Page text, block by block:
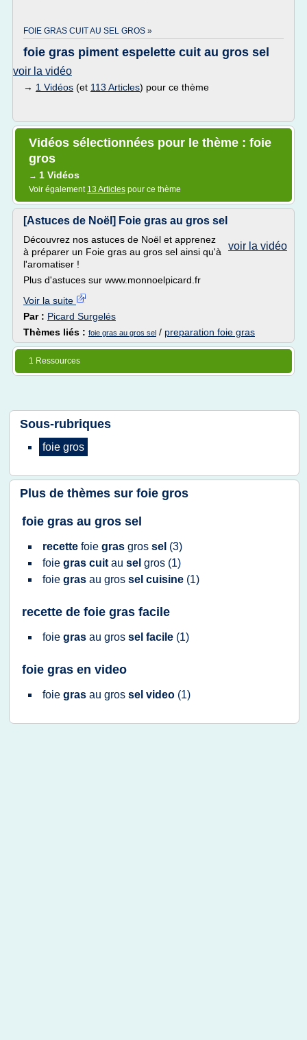
FOIE GRAS CUIT AU SEL GROS »
foie gras piment espelette cuit au gros sel
voir la vidéo
→ 1 Vidéos (et 113 Articles) pour ce thème
Vidéos sélectionnées pour le thème : foie
gros
→ 1 Vidéos
Voir également 13 Articles pour ce thème
[Astuces de Noël] Foie gras au gros sel
voir la vidéo
Découvrez nos astuces de Noël et apprenez
à préparer un Foie gras au gros sel ainsi qu'à
l'aromatiser !
Plus d'astuces sur www.monnoelpicard.fr
Voir la suite
Par : Picard Surgelés
Thèmes liés : foie gras au gros sel / preparation foie gras
1 Ressources
Sous-rubriques
foie gros
Plus de thèmes sur foie gros
foie gras au gros sel
recette foie gras gros sel (3)
foie gras cuit au sel gros (1)
foie gras au gros sel cuisine (1)
recette de foie gras facile
foie gras au gros sel facile (1)
foie gras en video
foie gras au gros sel video (1)